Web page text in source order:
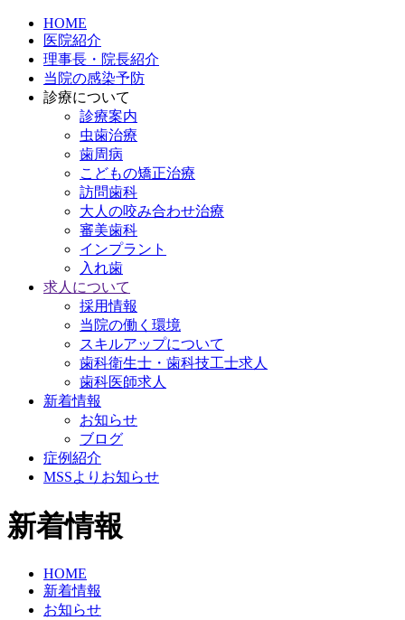
HOME
医院紹介
理事長・院長紹介
当院の感染予防
診療について
診療案内
虫歯治療
歯周病
こどもの矯正治療
訪問歯科
大人の咬み合わせ治療
審美歯科
インプラント
入れ歯
求人について
採用情報
当院の働く環境
スキルアップについて
歯科衛生士・歯科技工士求人
歯科医師求人
新着情報
お知らせ
ブログ
症例紹介
MSSよりお知らせ
新着情報
HOME
新着情報
お知らせ